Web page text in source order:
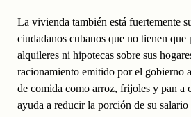
La vivienda también está fuertemente
ciudadanos cubanos que no tienen que
alquileres ni hipotecas sobre sus
racionamiento emitido por el gobierno
de comida como arroz, frijoles y pan a
ayuda a reducir la porción de su salario